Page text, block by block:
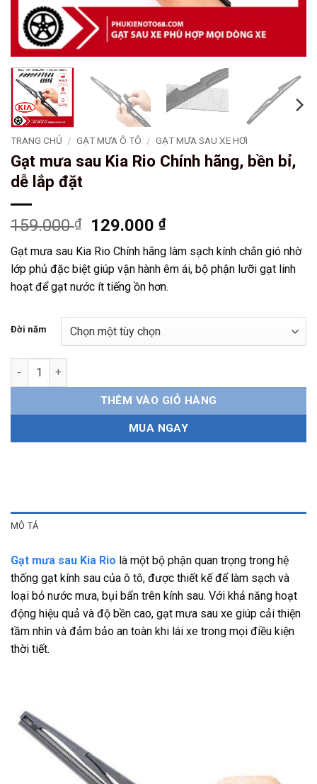
TRANG CHỦ / GẠT MƯA Ô TÔ / GẠT MƯA SAU XE HƠI
Gạt mưa sau Kia Rio Chính hãng, bền bỉ,
dễ lắp đặt
159.000₫
Giá
gốc
là:
159.000 ₫.
129.000₫Giá
hiện
tại
là:
129.000 ₫.
Gạt mưa sau Kia Rio Chính hãng làm sạch kính chắn gió nhờ
lớp phủ đặc biệt giúp vận hành êm ái, bộ phận lưỡi gạt linh
hoạt để gạt nước ít tiếng ồn hơn.
Đời năm
Gạt mưa sau Kia Rio Chính hãng, bền bỉ, dễ lắp đặt số lượng
THÊM VÀO GIỎ HÀNG
MUA NGAY
MÔ TẢ
Gạt mưa sau Kia Rio là một bộ phận quan trọng trong hệ
thống gạt kính sau của ô tô, được thiết kế để làm sạch và
loại bỏ nước mưa, bụi bẩn trên kính sau. Với khả năng hoạt
động hiệu quả và độ bền cao, gạt mưa sau xe giúp cải thiện
tầm nhìn và đảm bảo an toàn khi lái xe trong mọi điều kiện
thời tiết.